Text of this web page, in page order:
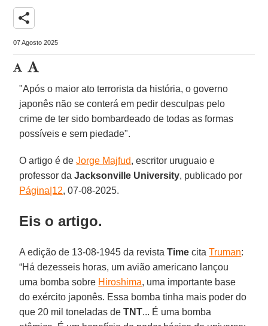
share
07 Agosto 2025
"Após o maior ato terrorista da história, o governo
japonês não se conterá em pedir desculpas pelo
crime de ter sido bombardeado de todas as formas
possíveis e sem piedade".
O artigo é deJorge Majfud, escritor uruguaio e
professor daJacksonville University, publicado por
Página|12, 07-08-2025.
Eis o artigo.
A edição de 13-08-1945 da revistaTime citaTruman:
“Há dezesseis horas, um avião americano lançou
uma bomba sobre Hiroshima, uma importante base
do exército japonês. Essa bomba tinha mais poder do
que 20 mil toneladas deTNT... É uma bomba